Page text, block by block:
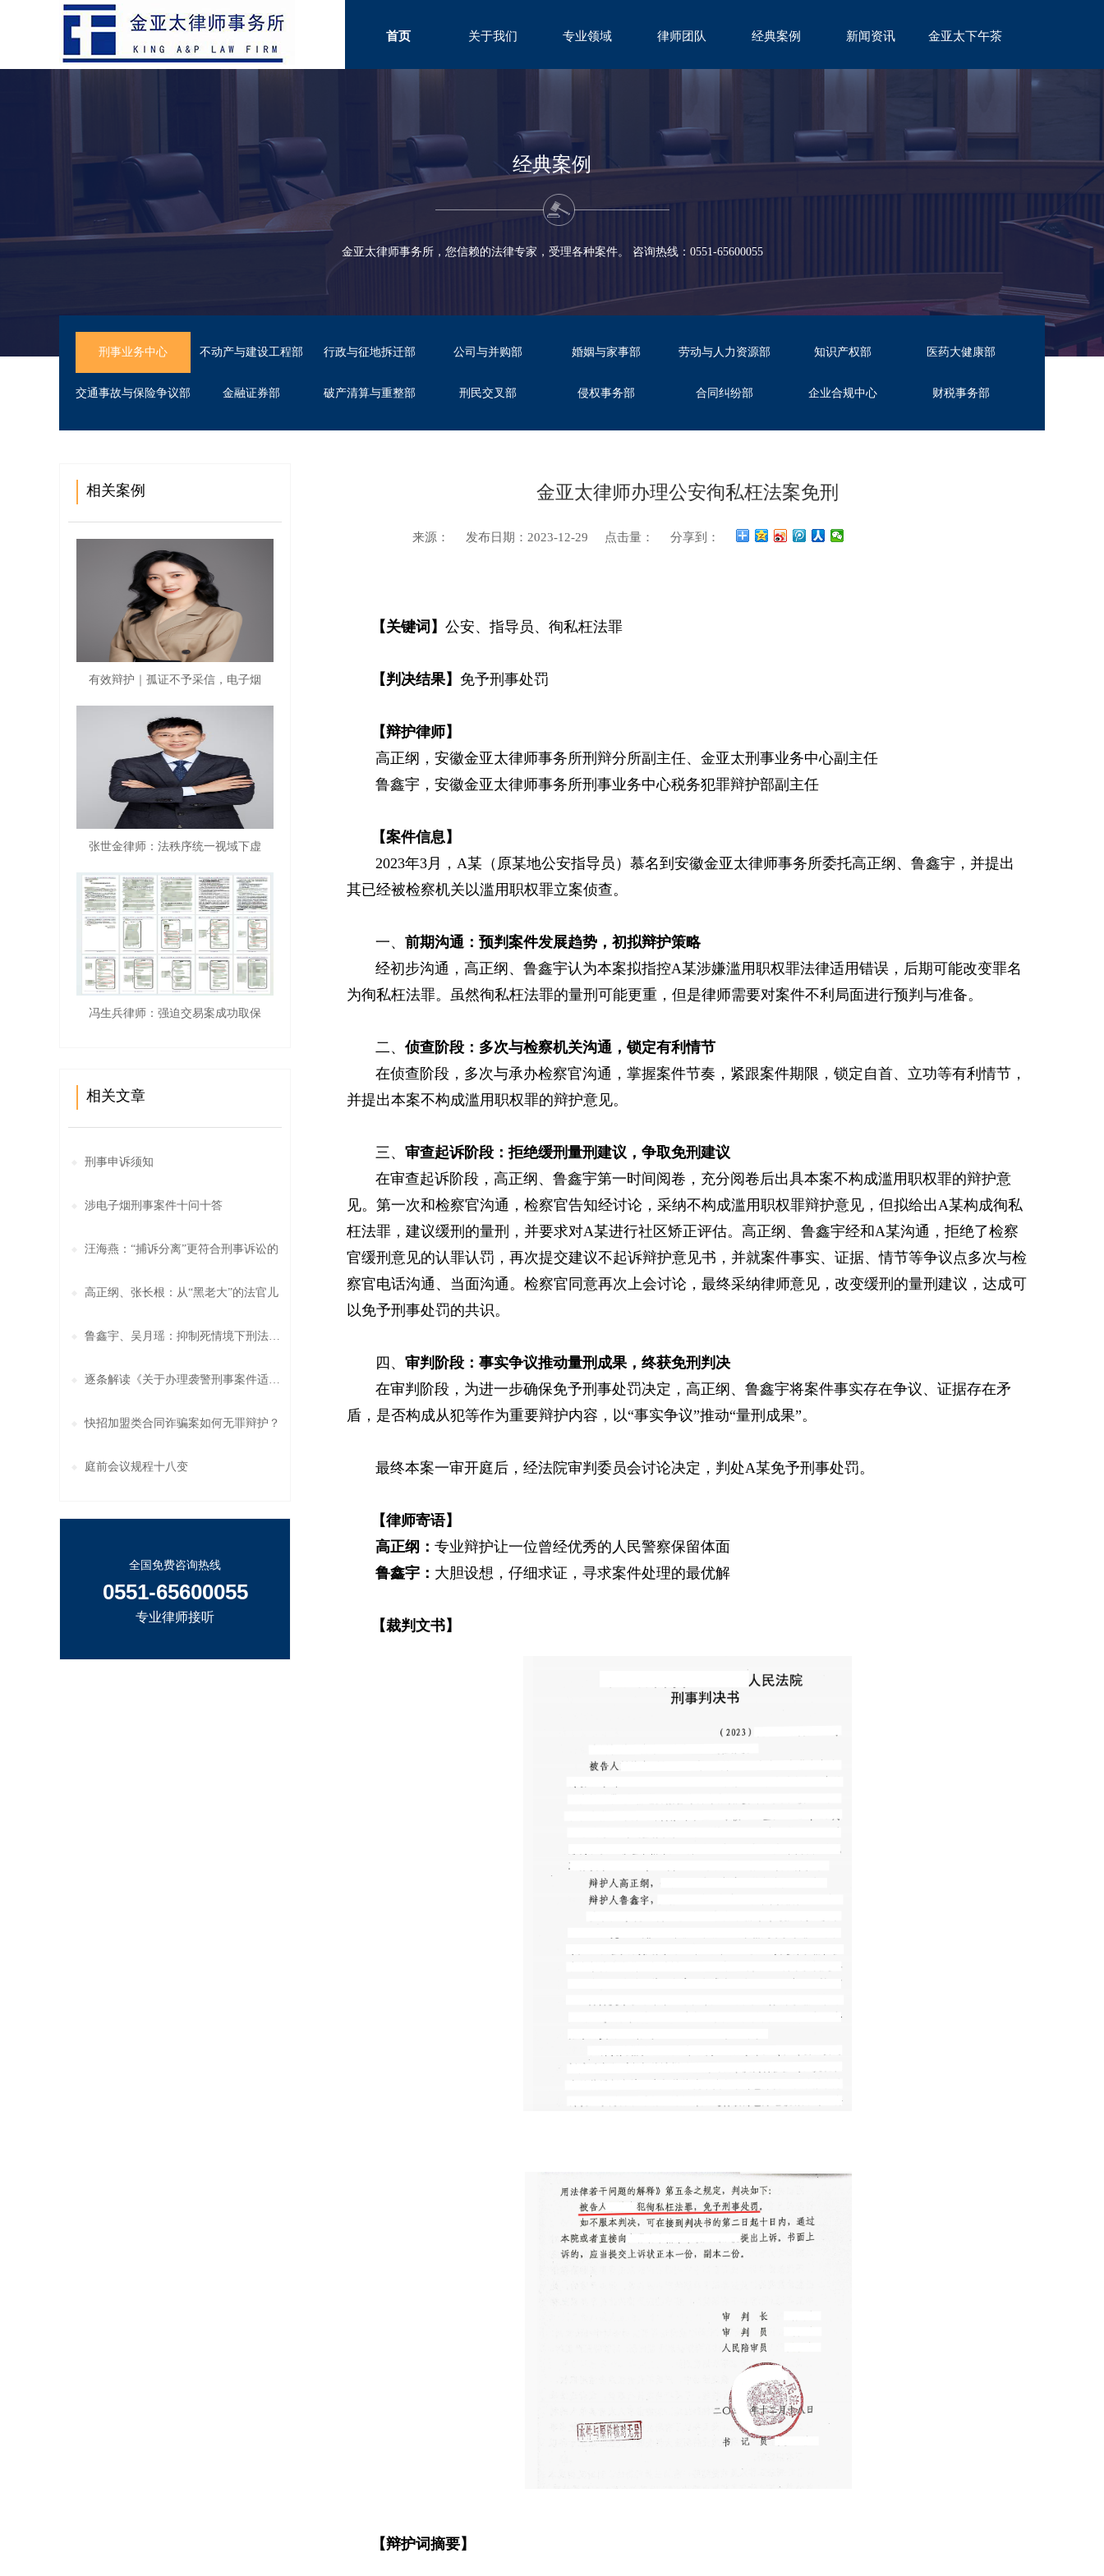
首页 关于我们
ABOUT
专业领域
FIELD
律师团队
TEAM
经典案例
CASE
新闻资讯
NEWS
金亚太下午茶
TEA
经典案例
金亚太律师事务所，您信赖的法律专家，受理各种案件。 咨询热线：0551-65600055
刑事业务中心 不动产与建设工程部 行政与征地拆迁部 公司与并购部 婚姻与家事部 劳动与人力资源部 知识产权部 医药大健康部
交通事故与保险争议部 金融证券部 破产清算与重整部 刑民交叉部 侵权事务部 合同纠纷部 企业合规中心 财税事务部
相关案例
有效辩护｜孤证不予采信，电子烟
张世金律师：法秩序统一视域下虚
冯生兵律师：强迫交易案成功取保
相关文章
刑事申诉须知
涉电子烟刑事案件十问十答
汪海燕：“捕诉分离”更符合刑事诉讼的
高正纲、张长根：从“黑老大”的法官儿
鲁鑫宇、吴月瑶：抑制死情境下刑法适用
逐条解读《关于办理袭警刑事案件适用法
快招加盟类合同诈骗案如何无罪辩护？
庭前会议规程十八变
全国免费咨询热线
0551-65600055
专业律师接听
金亚太律师办理公安徇私枉法案免刑
来源： 发布日期：2023-12-29 点击量： 分享到：
【关键词 】 公安、指导员、徇私枉法罪
【判决结果】 免予刑事处罚
【辩护律师】
高正纲，安徽金亚太律师事务所刑辩分所副主任、金亚太刑事业务中心副主任
鲁鑫宇，安徽金亚太律师事务所刑事业务中心税务犯罪辩护部副主任
【案件信息】
2023年3月，A某（原某地公安指导员）慕名到安徽金亚太律师事务所委托高正纲、鲁鑫宇，并提出
其已经被检察机关以滥用职权罪立案侦查。
一、 前期沟通 ： 预判 案件发展趋势 ， 初拟辩护策略
经初步沟通，高正纲、鲁鑫宇认为本案拟指控A某涉嫌滥用职权罪法律适用错误，后期可能改变罪名
为徇私枉法罪。虽然徇私枉法罪的量刑可能更重，但是律师需要对案件不利局面进行预判与准备。
二、侦查阶段 ： 多次与检察机关沟通 ，锁定有利情节
在侦查阶段，多次与承办检察官沟通，掌握案件节奏，紧跟案件期限，锁定自首、立功等有利情节，
并提出本案不构成滥用职权罪的辩护意见。
三、 审查起诉阶段 ：拒绝缓刑 量刑 建议 ， 争取免刑 建议
在审查起诉阶段，高正纲、鲁鑫宇第一时间阅卷，充分阅卷后出具本案不构成滥用职权罪的辩护意
见。第一次和检察官沟通，检察官告知经讨论，采纳不构成滥用职权罪辩护意见，但拟给出A某构成徇私
枉法罪，建议缓刑的量刑，并要求对A某进行社区矫正评估。高正纲、鲁鑫宇经和A某沟通，拒绝了检察
官缓刑意见的认罪认罚，再次提交建议不起诉辩护意见书，并就案件事实、证据、情节等争议点多次与检
察官电话沟通、当面沟通。检察官同意再次上会讨论，最终采纳律师意见，改变缓刑的量刑建议，达成可
以免予刑事处罚的共识。
四、 审判阶段 ： 事实争议推动量刑 成果， 终获免刑判决
在审判阶段，为进一步确保免予刑事处罚决定，高正纲、鲁鑫宇将案件事实存在争议、证据存在矛
盾，是否构成从犯等作为重要辩护内容，以“事实争议”推动“量刑成果”。
最终本案一审开庭后，经法院审判委员会讨论决定，判处A某免予刑事处罚。
【律师寄语】
高正纲 ： 专业辩护让一位曾经优秀的人民警察保留体面
鲁鑫宇： 大胆设想，仔细求证，寻求案件处理的最优解
【裁判文书】
【辩护词摘要】